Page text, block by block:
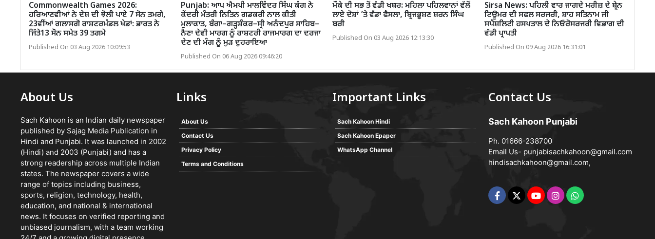
Commonwealth Games 2026:
ਹਰਿਆਣਵੀਆਂ ਨੇ ਦੇਸ਼ ਦੀ ਝੋਲੀ ਪਾਏ 7 ਸੋਨ ਤਮਗੇ,
23ਵੀਂਆਂ ਗਲਾਸਗੋ ਰਾਸ਼ਟਰਮੰਡਲ ਖੇਡਾਂ: ਭਾਰਤ ਨੇ
ਜਿੱਤੇ13 ਸੋਨ ਸਮੇਤ 39 ਤਗਮੇ
Published On 03 Aug 2026 10:09:53
Punjab: ਆਪ ਐਮਪੀ ਮਾਲਵਿੰਦਰ ਸਿੰਘ ਕੰਗ ਨੇ
ਕੇਂਦਰੀ ਮੰਤਰੀ ਨਿਤਿਨ ਗਡਕਰੀ ਨਾਲ ਕੀਤੀ
ਮੁਲਾਕਾਤ, ਬੰਗਾ–ਗੜ੍ਹਸ਼ੰਕਰ–ਸ੍ਰੀ ਅਨੰਦਪੁਰ ਸਾਹਿਬ–
ਨੈਣਾ ਦੇਵੀ ਮਾਰਗ ਨੂੰ ਰਾਸ਼ਟਰੀ ਰਾਜਮਾਰਗ ਦਾ ਦਰਜਾ
ਦੇਣ ਦੀ ਮੰਗ ਨੂੰ ਮੁੜ ਦੁਹਰਾਇਆ
Published On 06 Aug 2026 09:46:20
ਮੌਕੇ ਦੀ ਸਭ ਤੋਂ ਵੱਡੀ ਖਬਰ: ਮਹਿਲਾ ਪਹਿਲਵਾਨਾਂ ਵੱਲੋਂ
ਲਾਏ ਦੋਸ਼ਾਂ ’ਤੇ ਵੱਡਾ ਫੈਸਲਾ, ਬ੍ਰਿਜਭੂਸ਼ਣ ਸ਼ਰਨ ਸਿੰਘ
ਬਰੀ
Published On 03 Aug 2026 12:13:30
Sirsa News: ਪਹਿਲੀ ਵਾਰ ਜਾਗਦੇ ਮਰੀਜ਼ ਦੇ ਬ੍ਰੇਨ
ਟਿਊਮਰ ਦੀ ਸਫਲ ਸਰਜਰੀ, ਸ਼ਾਹ ਸਤਿਨਾਮ ਜੀ
ਸਪੈਸ਼ਲਿਟੀ ਹਸਪਤਾਲ ਦੇ ਨਿਓਰੋਸਰਜਰੀ ਵਿਭਾਗ ਦੀ
ਵੱਡੀ ਪ੍ਰਾਪਤੀ
Published On 09 Aug 2026 16:31:01
About Us
Sach Kahoon is an Indian daily newspaper
published by Sajag Media Publication in
Hindi and Punjabi. It was launched in 2002
(Hindi) and 2003 (Punjabi) and has a
strong readership across multiple Indian
states. The newspaper covers a wide
range of topics including business,
sports, religion, technology, health,
education, and national & international
news. It focuses on verified reporting and
unbiased journalism, with a team working
Links
About Us
Contact Us
Privacy Policy
Terms and Conditions
Important Links
Sach Kahoon Hindi
Sach Kahoon Epaper
WhatsApp Channel
Contact Us
Sach Kahoon Punjabi
Ph. 01666-238700
Email Us- punjabisachkahoon@gmail.com
hindisachkahoon@gmail.com,